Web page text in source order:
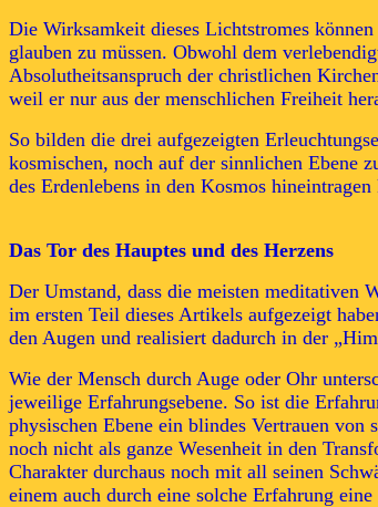
Die Wirksamkeit dieses Lichtstromes
glauben zu müssen. Obwohl dem
Absolutheitsanspruch der christlichen
weil er nur aus der menschlichen Freiheit
So bilden die drei aufgezeigten
kosmischen, noch auf der sinnlichen Ebene
des Erdenlebens in den Kosmos hineintragen
Das Tor des Hauptes und des Herzens
Der Umstand, dass die meisten meditativen
im ersten Teil dieses Artikels aufgezeigt
den Augen und realisiert dadurch in der
Wie der Mensch durch Auge oder Ohr
jeweilige Erfahrungsebene. So ist die
physischen Ebene ein blindes Vertrauen von
noch nicht als ganze Wesenheit in den
Charakter durchaus noch mit all seinen
einem auch durch eine solche Erfahrung